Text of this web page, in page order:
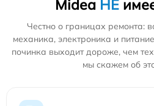
Midea НЕ
Честно о границах ремонта:
механика, электроника и
починка выходит дороже, чем
мы скажем об